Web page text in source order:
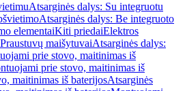
Atsarginės dalys: Su integruotu
Atsarginės dalys: Be integruoto
elementaiKiti priedaiElektros
Praustuvų maišytuvaiAtsarginės dalys:
prie stovo, maitinimas iš
prie stovo, maitinimas iš
maitinimas iš baterijosAtsarginės